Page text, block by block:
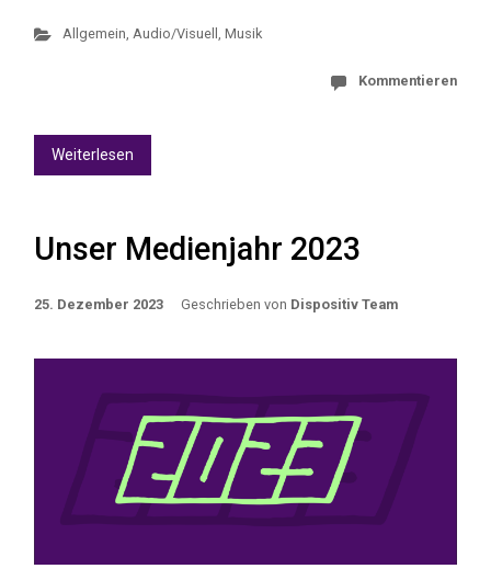
Allgemein, Audio/Visuell , Musik
Kommentieren
Weiterlesen
Unser Medienjahr 2023
25. Dezember 2023 Geschrieben von Dispositiv Team